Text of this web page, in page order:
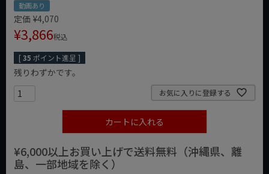
動画あり
定価 ¥4,070
¥3,866税込
[35 ポイント進呈 ]
残りわずかです。
お気に入りに登録する
カートに入れる
¥6,000以上お買い上げで送料無料（沖縄県、離
島、一部地域を除く）